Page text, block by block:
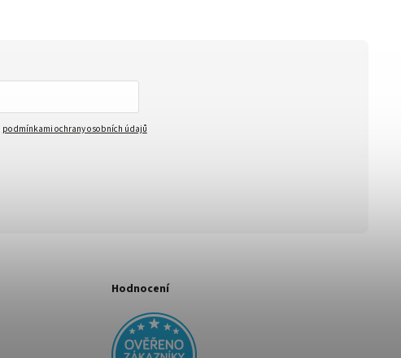
podmínkami ochrany osobních údajů
Hodnocení